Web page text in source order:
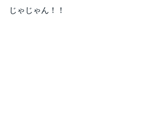
じゃじゃん！！